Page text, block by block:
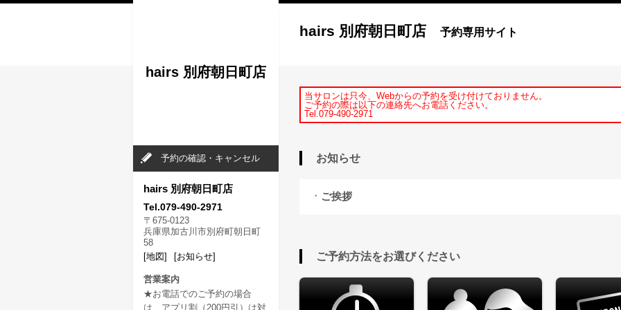
hairs 別府朝日町店 予約専用サイト
当サロンは只今、Webからの予約を受け付けておりません。
ご予約の際は以下の連絡先へお電話ください。
Tel.079-490-2971
お知らせ
ご挨拶
ご予約方法をお選びください
hairs 別府朝日町店
予約の確認・キャンセル
hairs 別府朝日町店
Tel.079-490-2971
〒675-0123
兵庫県加古川市別府町朝日町
58
[地図]
[お知らせ]
営業案内
★お電話でのご予約の場合
は、アプリ割（200円引）は対